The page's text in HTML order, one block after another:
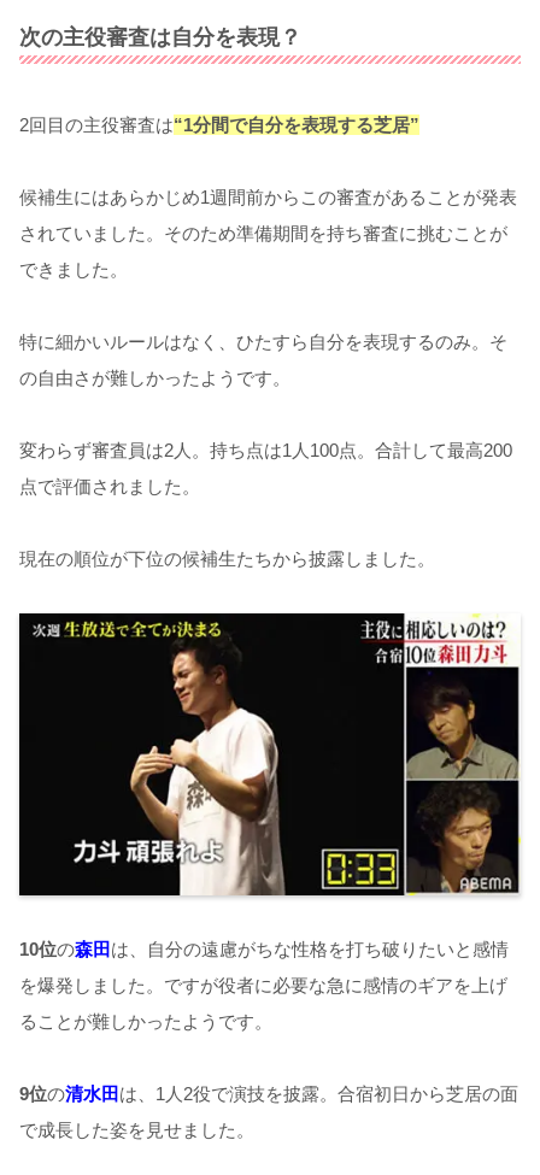
次の主役審査は自分を表現？
2回目の主役審査は“1分間で自分を表現する芝居”
候補生にはあらかじめ1週間前からこの審査があることが発表
されていました。そのため準備期間を持ち審査に挑むことが
できました。
特に細かいルールはなく、ひたすら自分を表現するのみ。そ
の自由さが難しかったようです。
変わらず審査員は2人。持ち点は1 人 100点。合計して最高200
点で評価されました。
現在の順位が下位の候補生たちから披露しました。
10位の森田 は、自分の遠慮がちな性格を打ち破りたいと感情
を爆発しました。ですが役者に必要な急に感情のギアを上げ
ることが難しかったようです。
9位の清水田 は、 1 人 2役で演技を披露。合宿初日から芝居の面
で成長した姿を見せました。